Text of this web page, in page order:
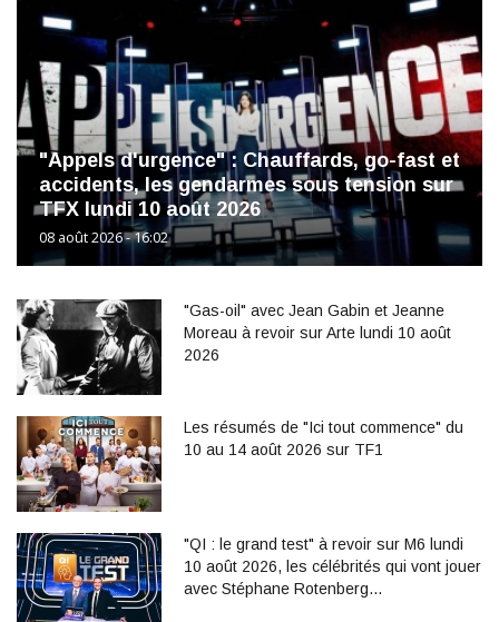
"Appels d'urgence" : Chauffards, go-fast et
accidents, les gendarmes sous tension sur
TFX lundi 10 août 2026
08 août 2026 - 16:02
"Gas-oil" avec Jean Gabin et Jeanne
Moreau à revoir sur Arte lundi 10 août
2026
Les résumés de "Ici tout commence" du
10 au 14 août 2026 sur TF1
"QI : le grand test" à revoir sur M6 lundi
10 août 2026, les célébrités qui vont jouer
avec Stéphane Rotenberg…